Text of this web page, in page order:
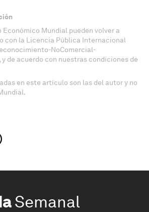
Económico Mundial pueden volver a
con la Licencia Pública Internacional
NoComercial-
de acuerdo con nuestras condiciones de
en este artículo son las del autor y no
Semanal